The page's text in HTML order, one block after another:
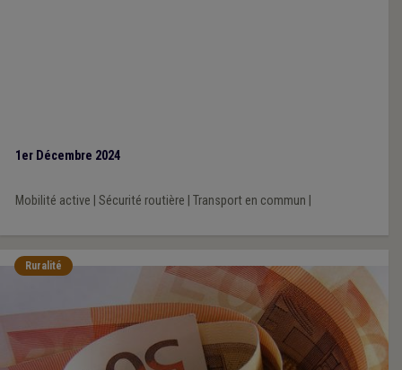
1er Décembre 2024
Mobilité active Sécurité routière Transport en commun
Ruralité